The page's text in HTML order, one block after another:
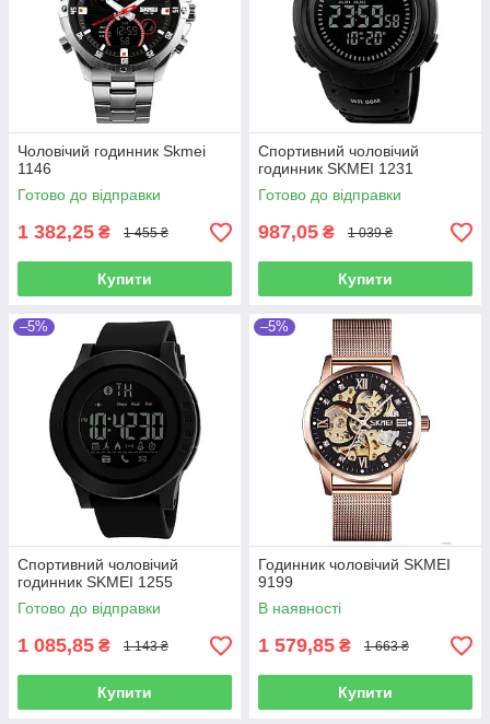
Чоловічий годинник Skmei
1146
Готово до відправки
1 382,25 ₴ 1 455 ₴
Купити
Спортивний чоловічий
годинник SKMEI 1231
Готово до відправки
987,05 ₴ 1 039 ₴
Купити
–5%
Спортивний чоловічий
годинник SKMEI 1255
Готово до відправки
1 085,85 ₴ 1 143 ₴
Купити
–5%
Годинник чоловічий SKMEI
9199
В наявності
1 579,85 ₴ 1 663 ₴
Купити